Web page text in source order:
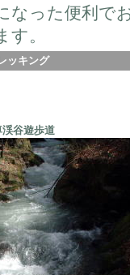
なった便利で
す。
ッキング
渓谷遊歩道